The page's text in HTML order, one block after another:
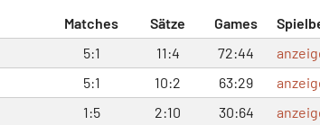
Matches Sätze Games
5:1 11:4 72:44
5:1 10:2 63:29
1:5 2:10 30:64